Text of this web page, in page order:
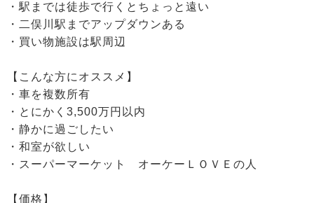
・駅までは徒歩で行くとちょっと遠い
・二俣川駅までアップダウンある
・買い物施設は駅周辺
【こんな方にオススメ】
・車を複数所有
・とにかく3,500万円以内
・静かに過ごしたい
・和室が欲しい
・スーパーマーケット オーケーＬＯＶＥの人
【価格】